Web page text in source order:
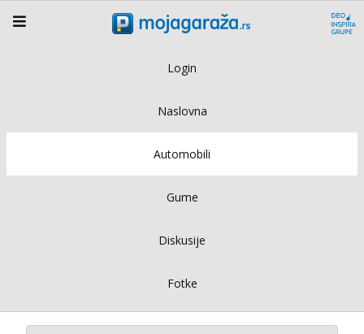
Login
Naslovna
Automobili
Gume
Diskusije
Fotke